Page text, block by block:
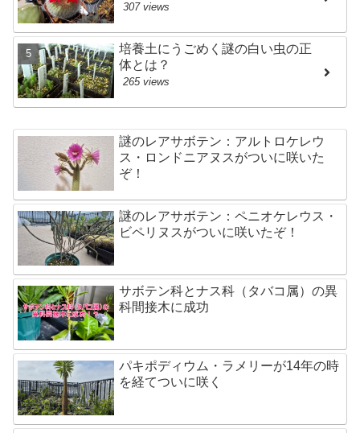
307 views
培養土にうごめく謎の白い虫の正
体とは？
265 views
謎のレアサボテン：アルトロケレウ
ス・ロンドニアヌスがついに咲いた
ぞ！
謎のレアサボテン：ペニオケレウス・
ビペリヌスがついに咲いたぞ！
サボテン科とナス科（タバコ属）の異
科間接木に成功
パキポディウム・ラメリーが14年の時
を経てついに咲く